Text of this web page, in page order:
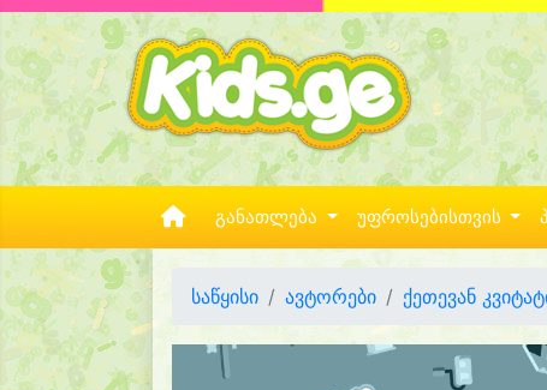
განათლება უფროსებისთვის
საწყისი ავტორები ქეთევან